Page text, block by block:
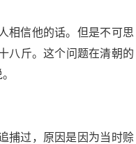
相信他的话。但是不可思
八斤。这个问题在清朝的
捕过，原因是因为当时赊